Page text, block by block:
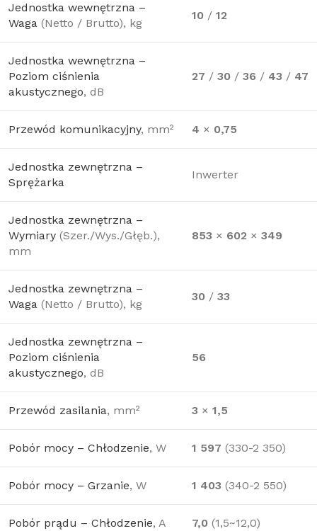
Jednostka wewnętrzna –
Waga (Netto / Brutto), kg
10 / 12
Jednostka wewnętrzna –
Poziom ciśnienia
akustycznego, dB
27 / 30 / 36 / 43 / 47
Przewód komunikacyjny, mm² 4 × 0,75
Jednostka zewnętrzna –
Sprężarka
Inwerter
Jednostka zewnętrzna –
Wymiary (Szer./Wys./Głęb.),
mm
853 × 602 × 349
Jednostka zewnętrzna –
Waga (Netto / Brutto), kg
30 / 33
Jednostka zewnętrzna –
Poziom ciśnienia
akustycznego, dB
56
Przewód zasilania, mm² 3 × 1,5
Pobór mocy – Chłodzenie, W 1 597 (330-2 350)
Pobór mocy – Grzanie, W 1 403 (340-2 550)
Pobór prądu – Chłodzenie, A 7,0 (1,5~12,0)